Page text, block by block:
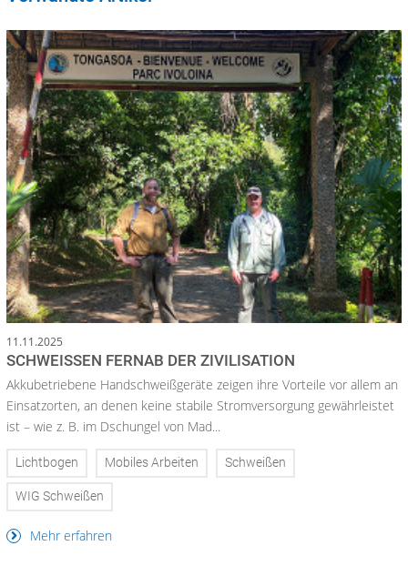
11.11.2025
SCHWEISSEN FERNAB DER ZIVILISATION
Akkubetriebene Handschweißgeräte zeigen ihre Vorteile vor allem an
Einsatzorten, an denen keine stabile Stromversorgung gewährleistet
ist – wie z. B. im Dschungel von Mad...
Lichtbogen Mobiles Arbeiten Schweißen
WIG Schweißen
Mehr erfahren